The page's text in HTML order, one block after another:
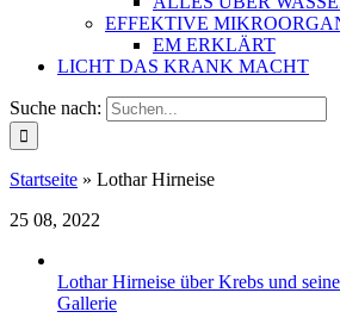
EFFEKTIVE
EM ERKLÄRT
LICHT DAS KRANK MACHT
Suche nach:
Startseite » Lothar Hirneise
25 08, 2022
Lothar Hirneise über Krebs und
Gallerie